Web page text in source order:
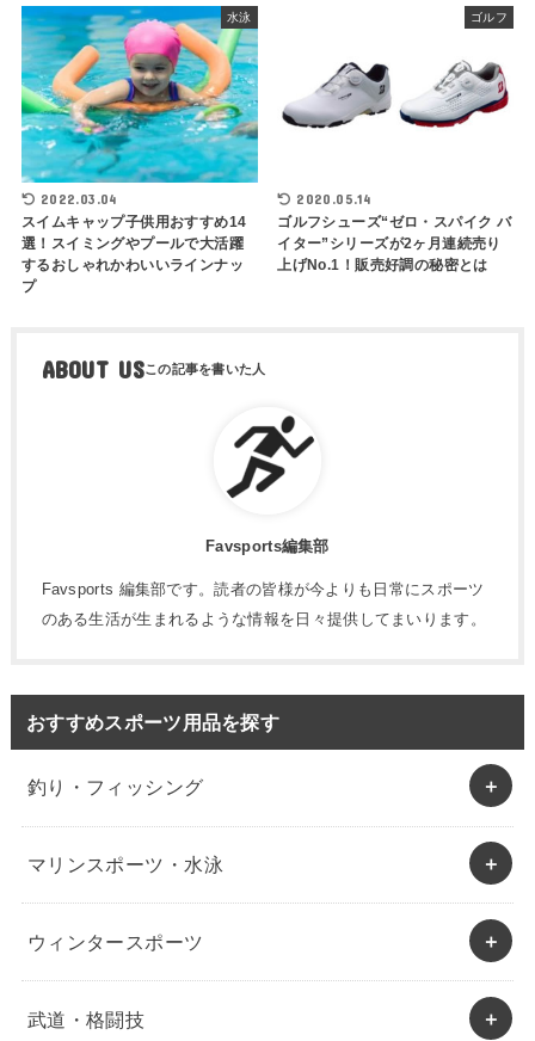
水泳
2022.03.04
スイムキャップ子供用おすすめ14
選！スイミングやプールで大活躍
するおしゃれかわいいラインナッ
プ
ゴルフ
2020.05.14
ゴルフシューズ“ゼロ・スパイク バ
イター”シリーズが2ヶ月連続売り
上げNo.1！販売好調の秘密とは
ABOUT US
Favsports編集部
Favsports 編集部です。読者の皆様が今よりも日常にスポーツ
のある生活が生まれるような情報を日々提供してまいります。
おすすめスポーツ用品を探す
釣り・フィッシング
マリンスポーツ・水泳
ウィンタースポーツ
武道・格闘技